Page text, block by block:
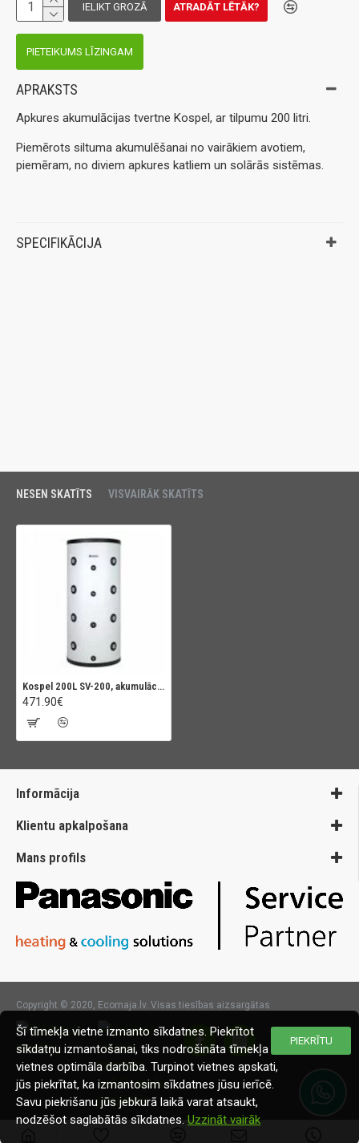
IELIKT GROZĀ ATRADĀT LĒTĀK?
PIETEIKUMS LĪZINGAM
APRAKSTS
Apkures akumulācijas tvertne Kospel, ar tilpumu 200 litri.
Piemērots siltuma akumulēšanai no vairākiem avotiem,
piemēram, no diviem apkures katliem un solārās sistēmas.
SPECIFIKĀCIJA
NESEN SKATĪTS VISVAIRĀK SKATĪTS
Kospel 200L SV-200, akumulācijas tvertne
471.90€
Informācija
Klientu apkalpošana
Mans profils
Copyright © 2020, Ecomaja.lv. Visas tiesības aizsargātas
PIEKRĪTU
Šī tīmekļa vietne izmanto sīkdatnes. Piekrītot
sīkdatņu izmantošanai, tiks nodrošināta tīmekļa
vietnes optimāla darbība. Turpinot vietnes apskati,
jūs piekrītat, ka izmantosim sīkdatnes jūsu ierīcē.
Savu piekrišanu jūs jebkurā laikā varat atsaukt,
nodzēšot saglabātās sīkdatnes. Uzzināt vairāk